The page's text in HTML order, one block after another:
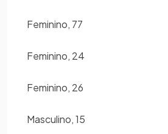
Feminino, 77
Feminino, 24
Feminino, 26
Masculino, 15